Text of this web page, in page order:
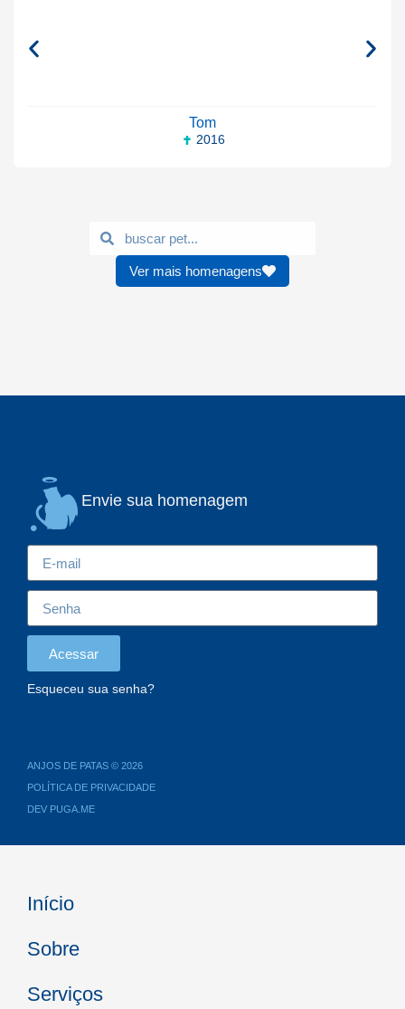
Tom
2016
Ver mais homenagens
ANJOS DE PATAS © 2026
POLÍTICA DE PRIVACIDADE
DEV PUGA.ME
Envie sua homenagem
Acessar
Esqueceu sua senha?
Início
Sobre
Serviços